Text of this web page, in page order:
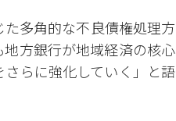
多角的な不良債権処理方
方銀行が地域経済の核心
らに強化していく」と語